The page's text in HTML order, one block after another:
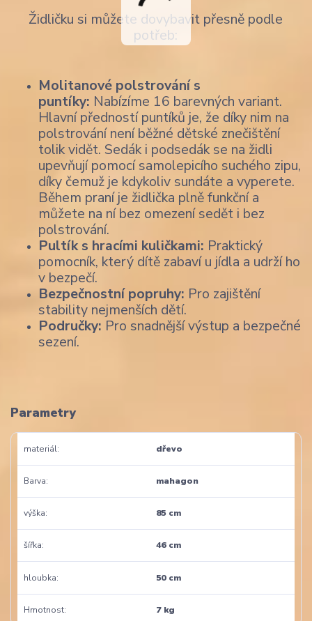
Židličku si můžete dovybavit přesně podle
potřeb:
Molitanové polstrování s
puntíky: Nabízíme 16 barevných variant.
Hlavní předností puntíků je, že díky nim na
polstrování není běžné dětské znečištění
tolik vidět. Sedák i podsedák se na židli
upevňují pomocí samolepicího suchého zipu,
díky čemuž je kdykoliv sundáte a vyperete.
Během praní je židlička plně funkční a
můžete na ní bez omezení sedět i bez
polstrování.
Pultík s hracími kuličkami: Praktický
pomocník, který dítě zabaví u jídla a udrží ho
v bezpečí.
Bezpečnostní popruhy: Pro zajištění
stability nejmenších dětí.
Područky: Pro snadnější výstup a bezpečné
sezení.
Parametry
materiál dřevo
Barva mahagon
výška 85 cm
šířka 46 cm
hloubka 50 cm
Hmotnost 7 kg